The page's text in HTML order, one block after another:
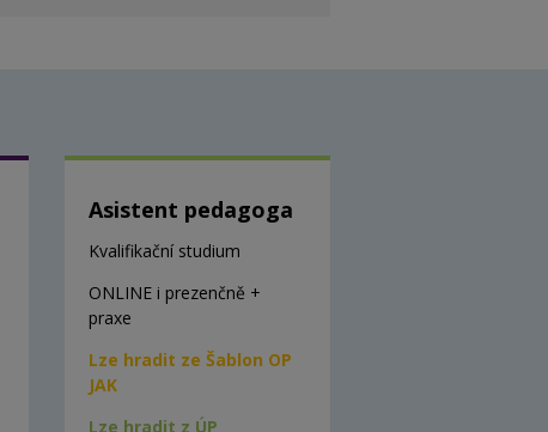
Asistent pedagoga
Kvalifikační studium
ONLINE i prezenčně +
praxe
Lze hradit ze Šablon OP
JAK
Lze hradit z ÚP